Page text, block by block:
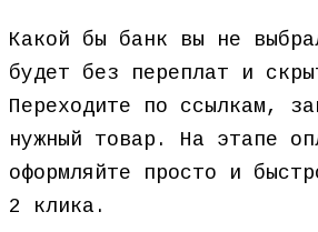
Какой бы банк вы не
будет без переплат и
Переходите по ссылкам,
нужный товар. На этапе
оформляйте просто и
2 клика.